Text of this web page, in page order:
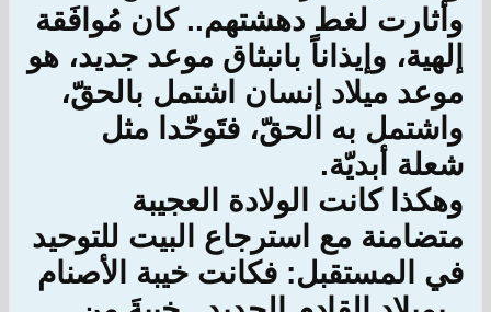
وأثارت لغط دهشتهم.. كان مُوافَقة
إلهية، وإيذاناً بانبثاق موعد جديد، هو
موعد ميلاد إنسان اشتمل بالحقّ،
واشتمل به الحقّ، فتَوحّدا مثل
شعلة أبديّة.
وهكذا كانت الولادة العجيبة
متضامنة مع استرجاع البيت للتوحيد
في المستقبل: فكانت خيبة الأصنام